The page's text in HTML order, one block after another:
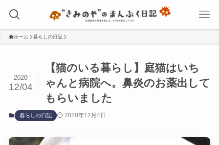
ホーム 暮らしの日記
【猫のいる暮らし】庭猫はいち
ゃんと病院へ。鼻炎のお薬出して
もらいました
2020
12/04
暮らしの日記 2020年12月4日